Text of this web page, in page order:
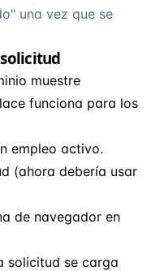
una vez que se
solicitud
muestre
funciona para los
empleo activo.
(ahora debería usar
de navegador en
solicitud se carga